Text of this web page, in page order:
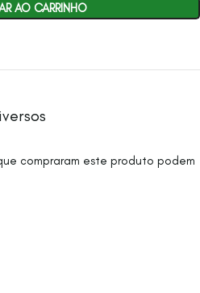
AO CARRINHO
compraram este produto podem